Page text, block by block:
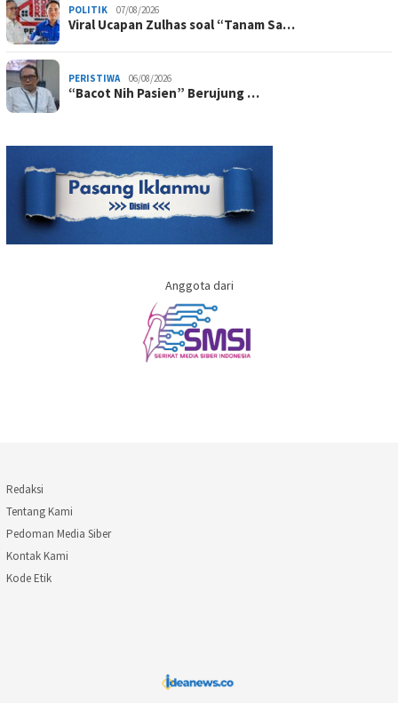
POLITIK 07/08/2026
Viral Ucapan Zulhas soal “Tanam Sa…
PERISTIWA 06/08/2026
“Bacot Nih Pasien” Berujung …
Anggota dari
Redaksi
Tentang Kami
Pedoman Media Siber
Kontak Kami
Kode Etik